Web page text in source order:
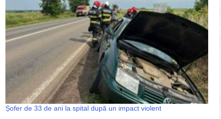
Șofer de 33 de ani la spital după un impact violent